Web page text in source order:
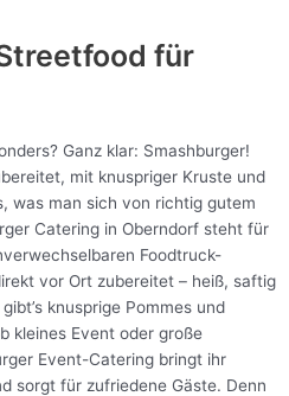
für
Ganz klar: Smashburger!
mit knuspriger Kruste und
was man sich von richtig gutem
Catering in Oberndorf steht für
Foodtruck-
vor Ort zubereitet – heiß, saftig
knusprige Pommes und
kleines Event oder große
Event-Catering bringt ihr
sorgt für zufriedene Gäste. Denn